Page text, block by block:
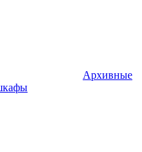
Архивные